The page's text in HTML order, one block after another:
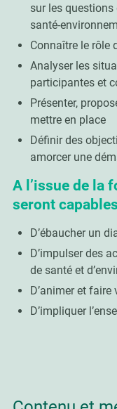
sur les
santé-
Connaître le rôle
Analyser les
participantes et
Présenter,
mettre en place
Définir des
amorcer une
A l’issue de la
seront
D’ébaucher un
D’impulser des
de santé et
D’animer et
D’impliquer